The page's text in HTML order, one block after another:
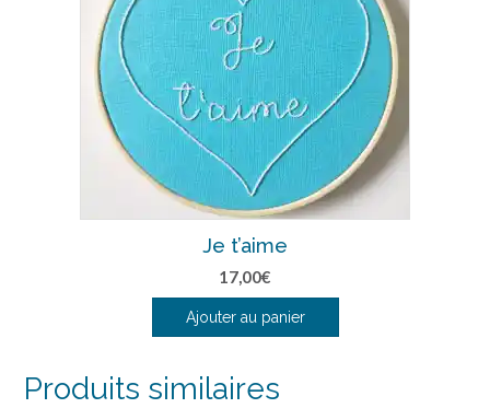
Je t’aime
17,00€
Ajouter au panier
Produits similaires